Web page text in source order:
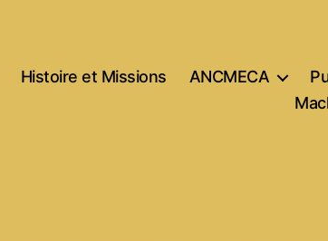
Histoire et Missions ANCMECA